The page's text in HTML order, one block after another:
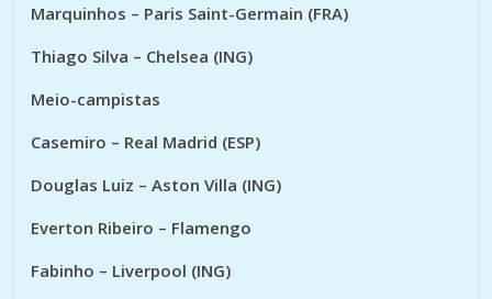
Marquinhos – Paris Saint-Germain (FRA)
Thiago Silva – Chelsea (ING)
Meio-campistas
Casemiro – Real Madrid (ESP)
Douglas Luiz – Aston Villa (ING)
Everton Ribeiro – Flamengo
Fabinho – Liverpool (ING)